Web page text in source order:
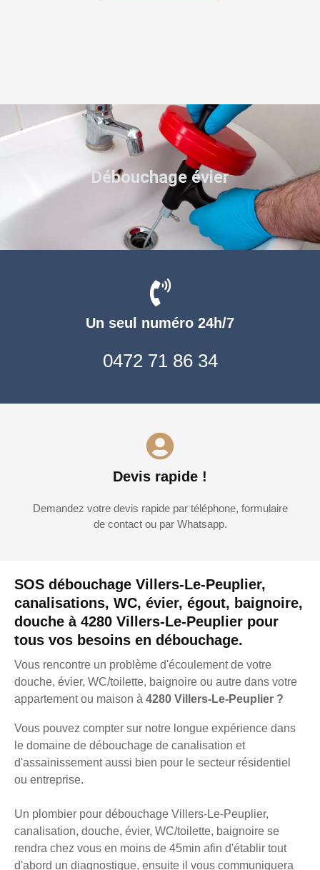
SOS débouchage Villers-Le-Peuplier,
canalisations, WC, évier, égout, baignoire,
douche à 4280 Villers-Le-Peuplier pour
tous vos besoins en débouchage.
Vous rencontre un problème d'écoulement de votre
douche, évier, WC/toilette, baignoire ou autre dans votre
appartement ou maison à 4280 Villers-Le-Peuplier ?
Vous pouvez compter sur notre longue expérience dans
le domaine de débouchage de canalisation et
d'assainissement aussi bien pour le secteur résidentiel
ou entreprise.
Un plombier pour débouchage Villers-Le-Peuplier,
canalisation, douche, évier, WC/toilette, baignoire se
rendra chez vous en moins de 45min afin d'établir tout
d'abord un diagnostique, ensuite il vous communiquera
Un seul numéro 24h/7
0472 71 86 34
Devis rapide !
Demandez votre devis rapide par téléphone, formulaire
de contact ou par Whatsapp.
Débouchage évier